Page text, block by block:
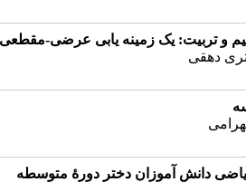
و تربیت: یک زمینه یابی عرضی-مقطعی
دهقی
دانش آموزان دختر دورۀ متوسطه